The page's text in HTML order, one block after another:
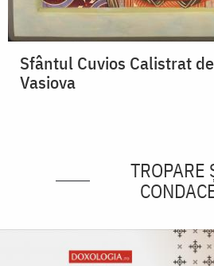
Sfântul Cuvios Calistrat
Vasiova
TROPARE